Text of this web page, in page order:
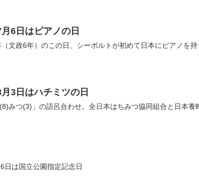
6日はピアノの日
文政6年）のこの日、シーボルトが初めて日本にピアノを持
3日はハチミツの日
(8)みつ(3)」の語呂合わせ。全日本はちみつ協同組合と日本養
日は国立公園指定記念日